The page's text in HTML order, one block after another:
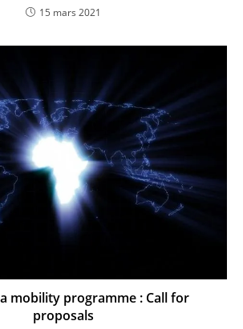
15 mars 2021
mobility programme : Call for
proposals